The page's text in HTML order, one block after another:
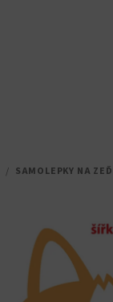
/ SAMOLEPKY NA ZEĎ